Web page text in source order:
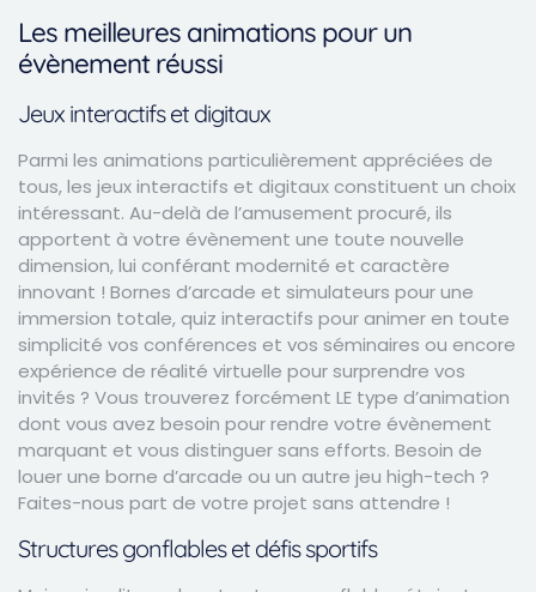
Les meilleures animations pour un
évènement réussi
Jeux interactifs et digitaux
Parmi les animations particulièrement appréciées de
tous, les jeux interactifs et digitaux constituent un choix
intéressant. Au-delà de l’amusement procuré, ils
apportent à votre évènement une toute nouvelle
dimension, lui conférant modernité et caractère
innovant ! Bornes d’arcade et simulateurs pour une
immersion totale, quiz interactifs pour animer en toute
simplicité vos conférences et vos séminaires ou encore
expérience de réalité virtuelle pour surprendre vos
invités ? Vous trouverez forcément LE type d’animation
dont vous avez besoin pour rendre votre évènement
marquant et vous distinguer sans efforts. Besoin de
louer une borne d’arcade ou un autre jeu high-tech ?
Faites-nous part de votre projet sans attendre !
Structures gonflables et défis sportifs